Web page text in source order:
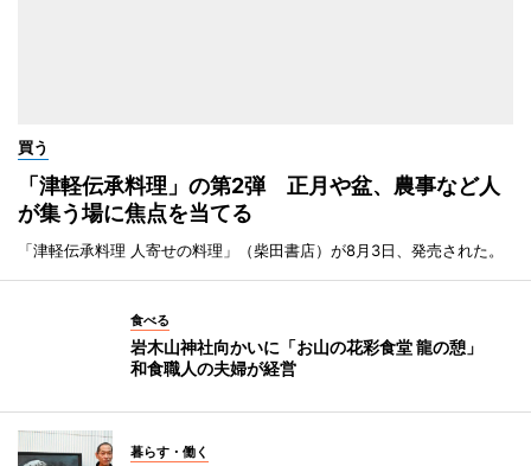
買う
「津軽伝承料理」の第2弾 正月や盆、農事など人
が集う場に焦点を当てる
「津軽伝承料理 人寄せの料理」（柴田書店）が8月3日、発売された。
食べる
岩木山神社向かいに「お山の花彩食堂 龍の憩」
和食職人の夫婦が経営
暮らす・働く